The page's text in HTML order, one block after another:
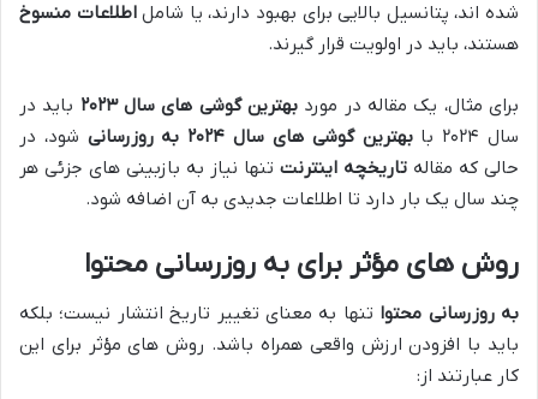
شده اند، پتانسیل بالایی برای بهبود دارند، یا شاملاطلاعات منسوخ
هستند، باید در اولویت قرار گیرند.
برای مثال، یک مقاله در مورد بهترین گوشی های سال ۲۰۲۳
باید در
سال ۲۰۲۴ با
بهترین گوشی های سال ۲۰۲۴ به روزرسانی شود، در
حالی که مقاله تاریخچه اینترنت تنها نیاز به بازبینی های جزئی هر
چند سال یک بار دارد تا اطلاعات جدیدی به آن اضافه شود.
روش های مؤثر برای به روزرسانی محتوا
به روزرسانی محتوا تنها به معنای تغییر تاریخ انتشار نیست؛ بلکه
باید با افزودن ارزش واقعی همراه باشد. روش های مؤثر برای این
کار عبارتند از: